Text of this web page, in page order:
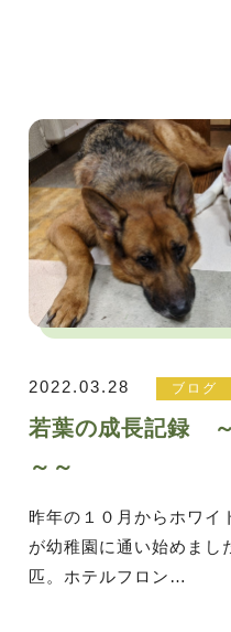
2022.03.28 ブログ
若葉の成長記録
～～
昨年の１０月からホワイ
が幼稚園に通い始めまし
匹。ホテルフロン…